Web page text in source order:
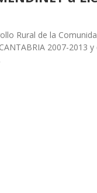
Rural de la
2007-2013